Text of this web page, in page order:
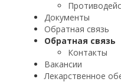
Документы
Обратная связь
Обратная связь
Контакты
Вакансии
Лекарственное